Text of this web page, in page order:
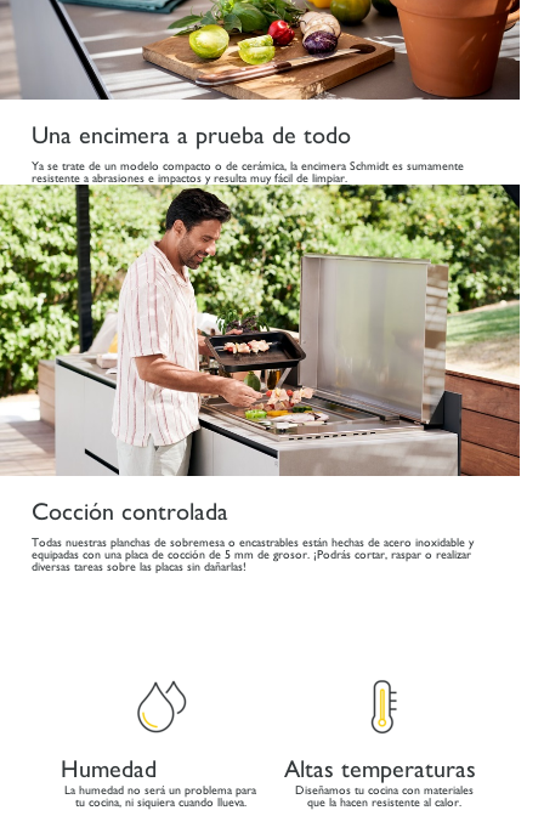
Una encimera a prueba de todo
Ya se trate de un modelo compacto o de cerámica, la encimera Schmidt es sumamente
resistente a abrasiones e impactos y resulta muy fácil de limpiar.
Cocción controlada
Todas nuestras planchas de sobremesa o encastrables están hechas de acero inoxidable y
equipadas con una placa de cocción de 5 mm de grosor. ¡Podrás cortar, raspar o realizar
diversas tareas sobre las placas sin dañarlas!
Humedad
La humedad no será un problema para
tu cocina, ni siquiera cuando llueva.
Altas temperaturas
Diseñamos tu cocina con materiales
que la hacen resistente al calor.